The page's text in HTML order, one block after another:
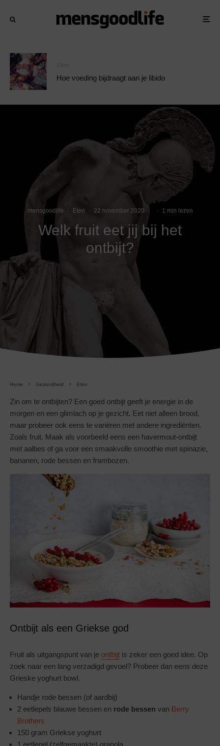
Hoe voeding bijdraagt aan je libido
mensgoodlife · Eten · 22 november 2020 · · 1 min lezen
Welk fruit eet jij bij het
ontbijt?
Home Gezondheid Eten
Zin om te ontbijten? Een goed ontbijt geeft je energie in de
morgen en een glimlach op je gezicht. Eet niet alleen brood,
maar probeer ook eens te variëren met andere ingrediënten.
Zoals fruit. Maak als voorbeeld eens een havermout-ontbijt
met aalbes of ga voor een smaakvolle smoothie met spinazie,
bananen, rode bessen en frambozen.
Ontbijt als een Griekse god
Fruit als uitgangspunt van je ontbijt is zeker een goed idee. Op
zoek naar een lang verzadigd gevoel? Probeer dan eens deze
Grieske yoghurt bowl.
Handje rode bessen (of aardbij)
2 eetlepels blauwe bessen en rode bessen van Berry
Brothers
150 gram Griekse yoghurt